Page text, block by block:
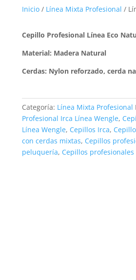
Inicio/ Línea Mixta Profesional /
Cepillo Profesional Línea Eco
Material: Madera Natural
Cerdas: Nylon reforzado, cerda
Categoría: Línea Mixta Profesional
Profesional Irca Línea Wengle,
Línea Wengle, Cepillos Irca,
con cerdas mixtas, Cepillos
peluquería, Cepillos